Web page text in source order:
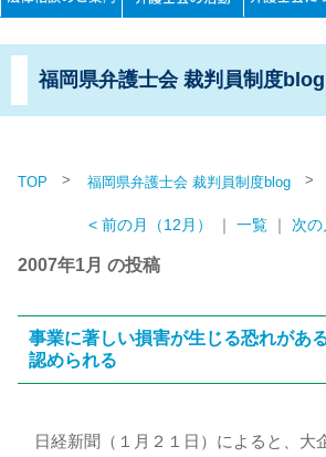
福岡県弁護士会 裁判員制度blog
TOP > 福岡県弁護士会 裁判員制度blog >
< 前の月（12月） ｜ 一覧 ｜ 次
2007年1月 の投稿
事業に著しい損害が生じる恐れがあ
認められる
日経新聞（１月２１日）によると、大